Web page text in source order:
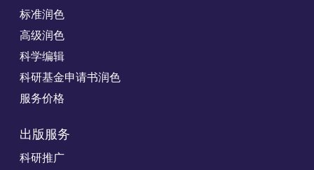
标准润色
高级润色
科学编辑
科研基金申请书润色
服务价格
出版服务
科研推广